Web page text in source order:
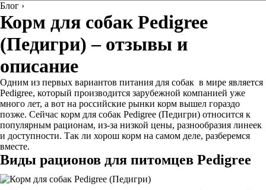
Блог ›
Корм для собак Pedigree
(Педигри) – отзывы и
описание
Одним из первых вариантов питания для собак в мире является
Pedigree, который производится зарубежной компанией уже
много лет, а вот на российские рынки корм вышел гораздо
позже. Сейчас корм для собак Pedigree (Педигри) относится к
популярным рационам, из-за низкой цены, разнообразия линеек
и доступности. Так ли хорош корм на самом деле, разберемся
вместе.
Виды рационов для питомцев Pedigree